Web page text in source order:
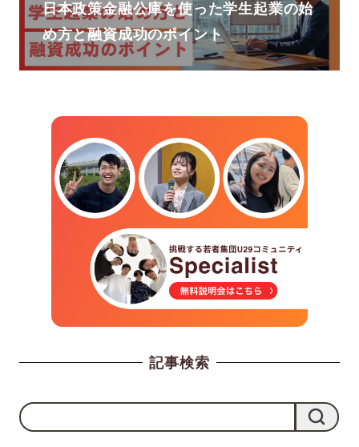
日本政策金融公庫を使った学生起業の始
め方と融資成功のポイント
記事検索
検
索
検索